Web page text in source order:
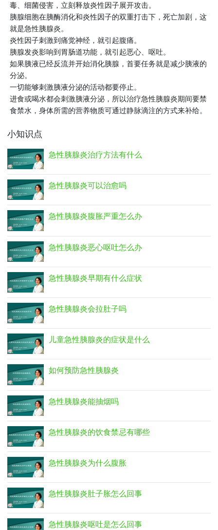
毒、细菌侵害，立刻释放炎性因子展开攻击。
胰腺细胞在胰酶消化和炎性因子的双重打击下，死亡加剧，这
就是急性胰腺炎。
炎性因子刺激到痛觉神经，就引起腹痛。
胰腺发炎影响到胃肠道功能，就引起恶心、呕吐。
如果胰液已经反流并开始消化胰腺，首要任务就是减少胰液的
分泌。
一切能够刺激胰液分泌的活动都要停止。
进食或喝水都会刺激胰液分泌，所以治疗急性胰腺炎期间要禁
食禁水，身体所需的营养物质可通过静脉滴注的方式来补给。
小知识点
急性胰腺炎治疗方法有什么
急性胰腺炎可以治愈吗
急性胰腺炎腹胀严重怎么办
急性胰腺炎恶心呕吐怎么办
急性胰腺炎早期有什么症状
急性胰腺炎会拉肚子吗
儿童急性胰腺炎的症状是什么
如何预防急性胰腺炎
急性胰腺炎能抽烟吗
急性胰腺炎的饮食禁忌有哪些
急性胰腺炎为什么腹胀
急性胰腺炎肚子胀怎么回事
急性胰腺炎呕吐是怎么回事